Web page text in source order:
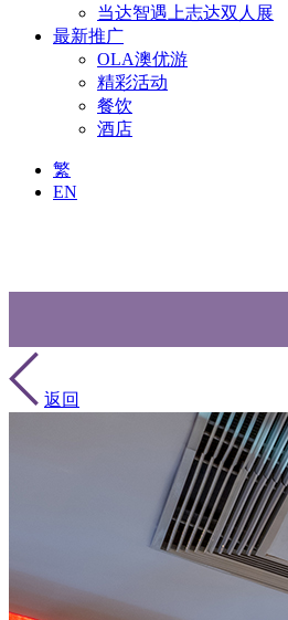
当达智遇上志达双人展
最新推广
OLA澳优游
精彩活动
餐饮
酒店
繁
EN
返回